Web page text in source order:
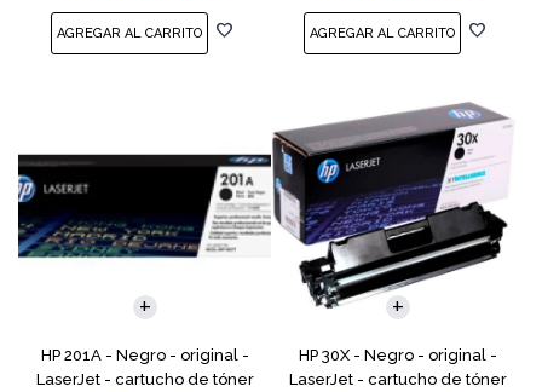
HP 201A - Negro - original -
LaserJet - cartucho de tóner
HP 30X - Negro - original -
LaserJet - cartucho de tóner